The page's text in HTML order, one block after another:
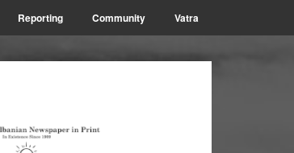
Reporting Community Vatra